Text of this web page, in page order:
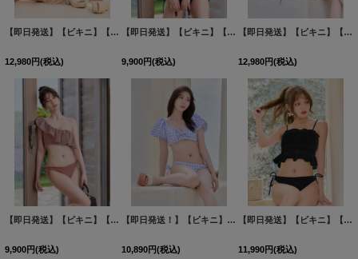
【即日発送】【ビキニ】【水着】フラワーモチーフシアーリボンビキニ 3点セット [FB01]三上悠亜着用
12,980円(税込)
【即日発送】【ビキニ】【水着】ワンショルフリルビキニ 2点セット [FB01]
9,900円(税込)
【即日発送】【ビキニ】【水着】ホイップフリル・ビジューリボンオフショルスウィムウェア2点セット 2点セット[FB01]
12,980円(税込)
【即日発送】【ビキニ】【水着】ワンショルフリルビキニ 2点セット [FB01] [M315dzp-
9,900円(税込)
【即日発送！】【ビキニ】【水着】ギンガムチェックパフスリビキニ 2点セット[FB01]
10,890円(税込)
【即日発送】【ビキニ】【水着】ギャザートップフレアセパレートビキニ 2点セット[FB01]吉木千沙都（ちぃぽぽ）着用
11,990円(税込)